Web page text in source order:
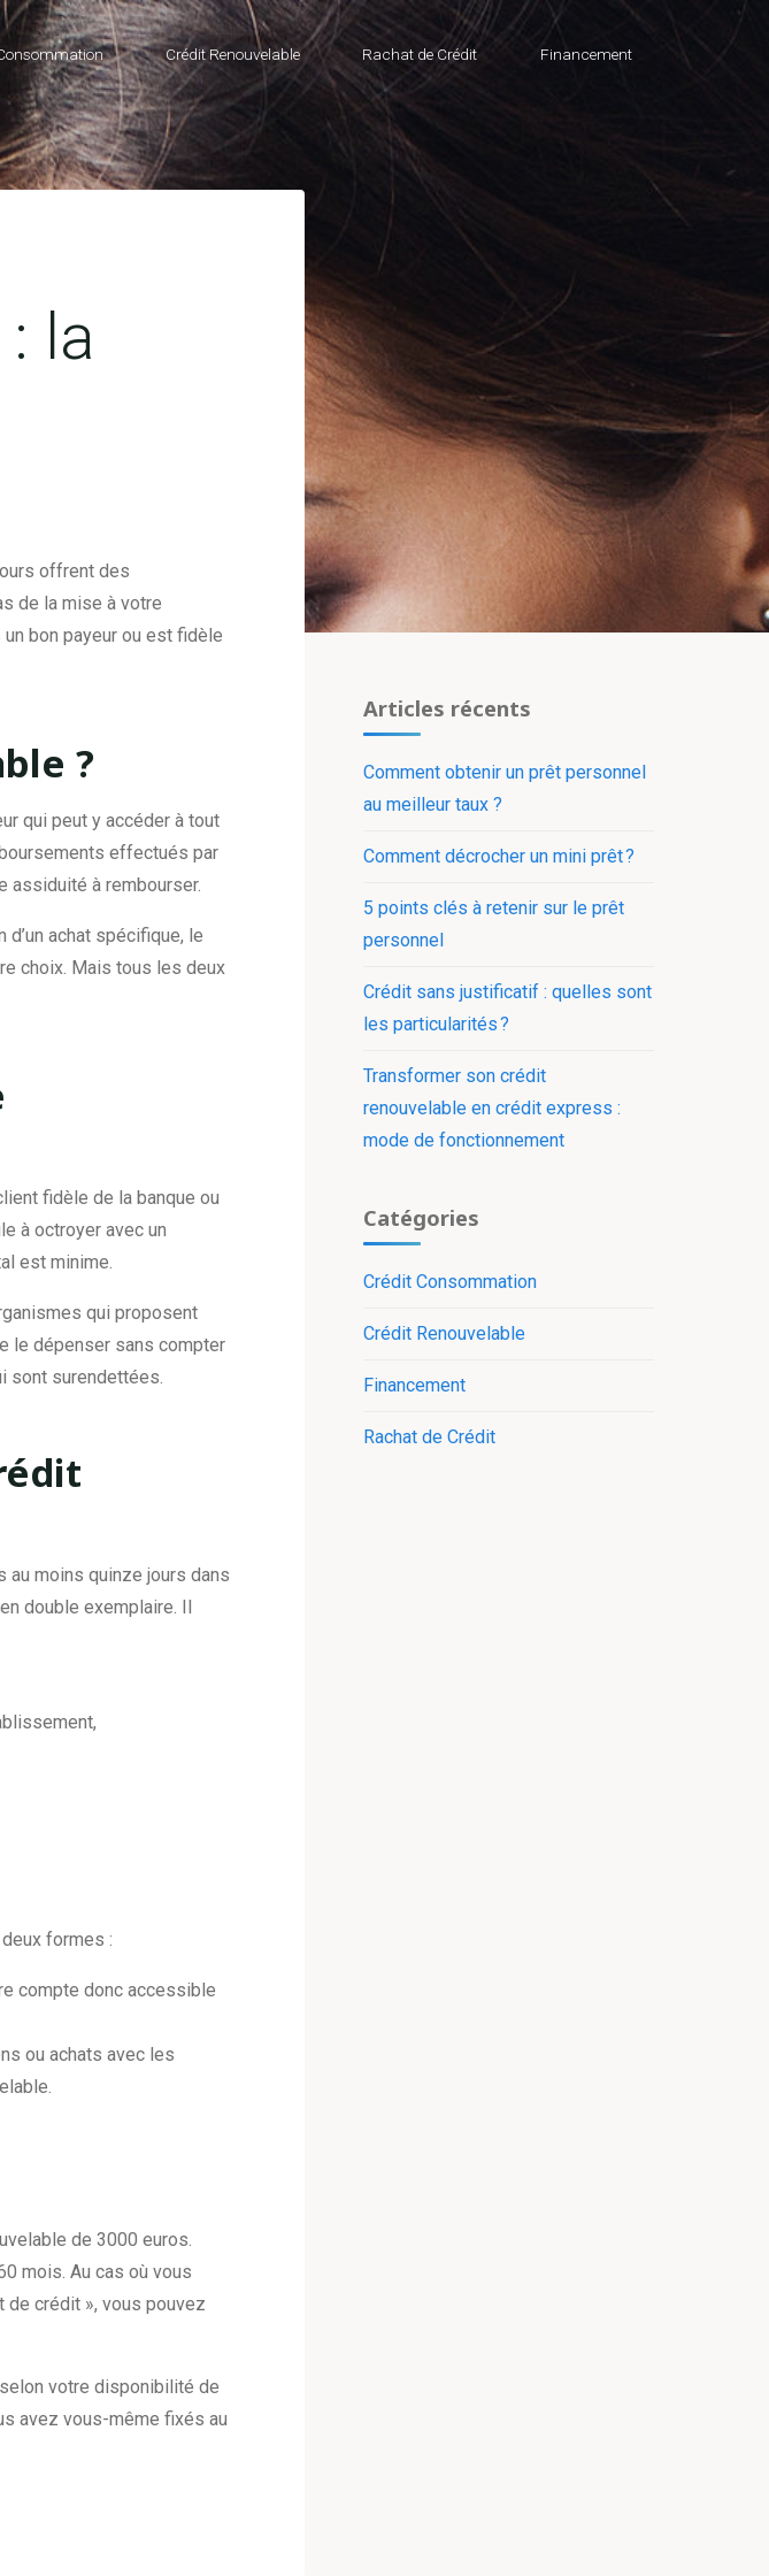
Crédit Renouvelable Rachat de Crédit Financement
la
offrent des
de la mise à votre
bon payeur ou est fidèle
?
qui peut y accéder à tout
effectués par
assiduité à rembourser.
achat spécifique, le
choix. Mais tous les deux
fidèle de la banque ou
à octroyer avec un
est minime.
qui proposent
le dépenser sans compter
sont surendettées.
moins quinze jours dans
double exemplaire. Il
formes :
compte donc accessible
ou achats avec les
de 3000 euros.
mois. Au cas où vous
de crédit », vous pouvez
votre disponibilité de
avez vous-même fixés au
Articles récents
Comment obtenir un prêt personnel
au meilleur taux ?
Comment décrocher un mini prêt ?
5 points clés à retenir sur le prêt
personnel
Crédit sans justificatif : quelles sont
les particularités ?
Transformer son crédit
renouvelable en crédit express :
mode de fonctionnement
Catégories
Crédit Consommation
Crédit Renouvelable
Financement
Rachat de Crédit